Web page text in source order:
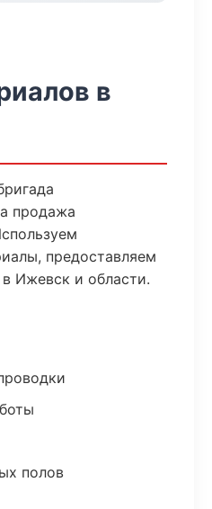
в
продажа
предоставляем
Ижевск и области.
полов